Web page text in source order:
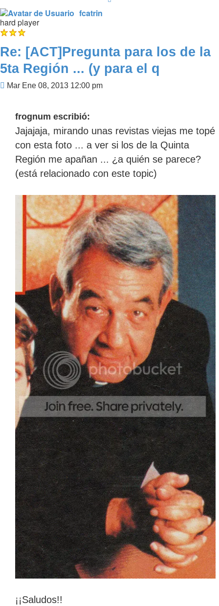
fcatrin
hard player
Re: [ACT]Pregunta para los de la
5ta Región ... (y para el q
Mensaje
Mar Ene 08, 2013 12:00 pm
frognum escribió:
Jajajaja, mirando unas revistas viejas me topé
con esta foto ... a ver si los de la Quinta
Región me apañan ... ¿a quién se parece?
(está relacionado con este topic)
¡¡Saludos!!